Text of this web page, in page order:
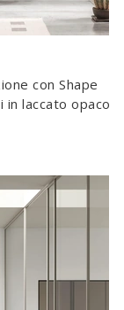
con Shape
laccato opaco